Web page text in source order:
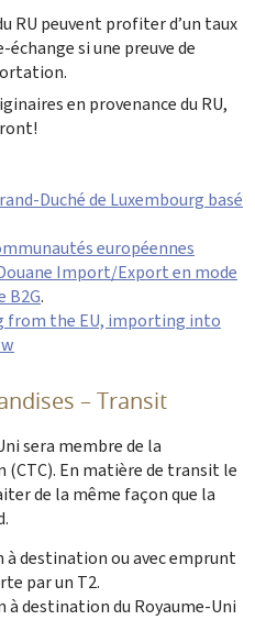
RU peuvent profiter d’un taux
échange si une preuve de
en provenance du RU,
Duché de Luxembourg basé
européennes
Import/Export en mode
B2G.
from the EU, importing into
– Transit
sera membre de la
En matière de transit le
de la même façon que la
à destination ou avec emprunt
par un T2.
à destination du Royaume-Uni